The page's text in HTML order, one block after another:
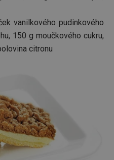
vanilkového pudinkového
150 g moučkového cukru,
citronu